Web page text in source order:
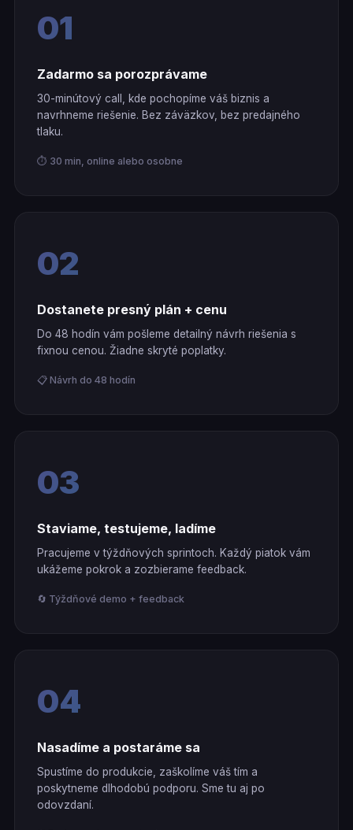
01
Zadarmo sa porozprávame
30-minútový call, kde pochopíme váš biznis a
navrhneme riešenie. Bez záväzkov, bez predajného
tlaku.
⏱ 30 min, online alebo osobne
02
Dostanete presný plán + cenu
Do 48 hodín vám pošleme detailný návrh riešenia s
fixnou cenou. Žiadne skryté poplatky.
📋 Návrh do 48 hodín
03
Staviame, testujeme, ladíme
Pracujeme v týždňových sprintoch. Každý piatok vám
ukážeme pokrok a zozbierame feedback.
🔄 Týždňové demo + feedback
04
Nasadíme a postaráme sa
Spustíme do produkcie, zaškolíme váš tím a
poskytneme dlhodobú podporu. Sme tu aj po
odovzdaní.